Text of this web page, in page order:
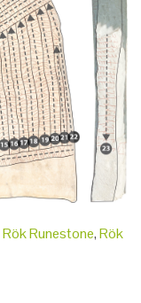
Rök Runestone,Rök